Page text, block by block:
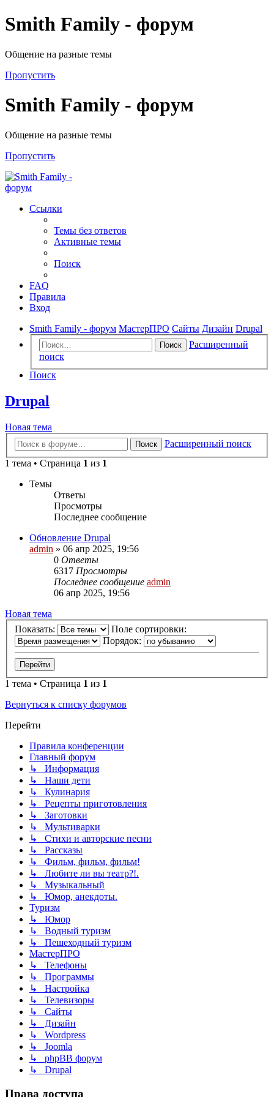
Smith Family - форум
Общение на разные темы
Пропустить
Smith Family - форум
Общение на разные темы
Пропустить
Ссылки
Темы без ответов
Активные темы
Поиск
FAQ
Правила
Вход
Smith Family - форум МастерПРО Сайты Дизайн Drupal
Поиск
Расширенный
поиск
Поиск
Drupal
Новая тема
Поиск
Расширенный поиск
1 тема • Страница 1 из 1
Темы
Ответы
Просмотры
Последнее сообщение
Обновление Drupal
admin » 06 апр 2025, 19:56
0 Ответы
6317 Просмотры
Последнее сообщение admin
06 апр 2025, 19:56
Новая тема
Показать:
Поле сортировки:
Порядок:
1 тема • Страница 1 из 1
Вернуться к списку форумов
Перейти
Правила конференции
Главный форум
↳ Информация
↳ Наши дети
↳ Кулинария
↳ Рецепты приготовления
↳ Заготовки
↳ Мультиварки
↳ Стихи и авторские песни
↳ Рассказы
↳ Фильм, фильм, фильм!
↳ Любите ли вы театр?!.
↳ Музыкальный
↳ Юмор, анекдоты.
Туризм
↳ Юмор
↳ Водный туризм
↳ Пешеходный туризм
МастерПРО
↳ Телефоны
↳ Программы
↳ Настройка
↳ Телевизоры
↳ Сайты
↳ Дизайн
↳ Wordpress
↳ Joomla
↳ phpBB форум
↳ Drupal
Права доступа